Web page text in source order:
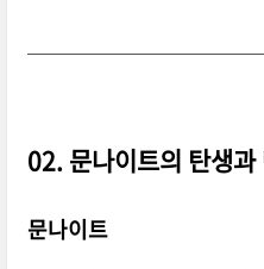
02. 문나이트의 탄생
문나이트